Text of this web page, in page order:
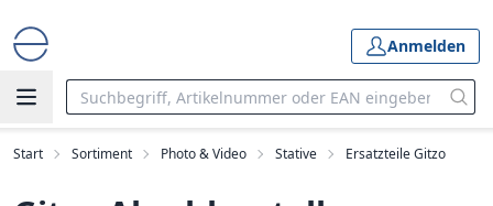
Anmelden
Start Sortiment Photo & Video Stative Ersatzteile Gitzo